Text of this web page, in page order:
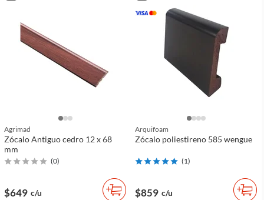
Agrimad
Zócalo Antiguo cedro 12 x 68
mm
(0)
$649 c/u
Arquifoam
Zócalo poliestireno 585 wengue
(1)
$859 c/u